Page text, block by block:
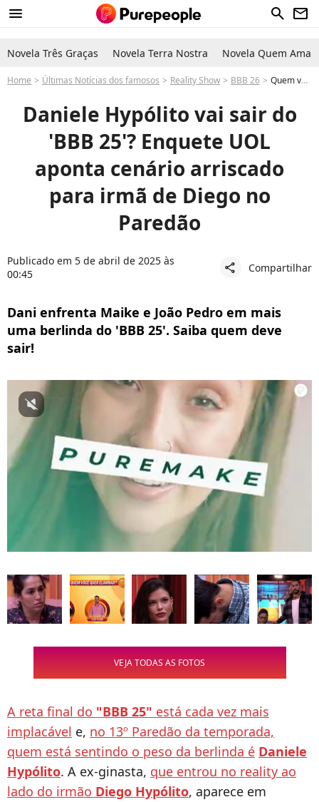
menu search newsletter
Novela Três Graças Novela Terra Nostra Novela Quem Ama
Home Últimas Notícias dos famosos Reality Show BBB 26 Quem vai sair do BBB 25? Enquete UOL atualizada votalhada gshow parcial aponta Daniele Hypólito eliminada
Daniele Hypólito vai sair do
'BBB 25'? Enquete UOL
aponta cenário arriscado
para irmã de Diego no
Paredão
Publicado em 5 de abril de 2025 às
00:45
share Compartilhar
Dani enfrenta Maike e João Pedro em mais
uma berlinda do 'BBB 25'. Saiba quem deve
sair!
VEJA TODAS AS FOTOS
A reta final do "BBB 25" está cada vez mais
implacável e, no 13º Paredão da temporada,
quem está sentindo o peso da berlinda é Daniele
Hypólito. A ex-ginasta, que entrou no reality ao
lado do irmão Diego Hypólito, aparece em